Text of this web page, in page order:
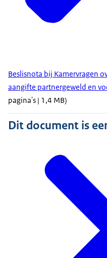
Beslisnota bij Kamervragen
aangifte partnergeweld en
pagina's | 1,4 MB)
Dit document is